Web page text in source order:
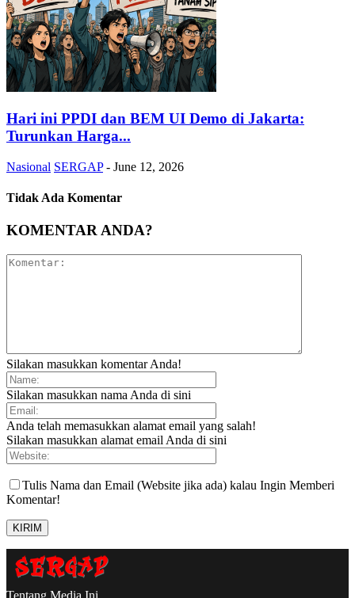
Hari ini PPDI dan BEM UI Demo di Jakarta:
Turunkan Harga...
Nasional SERGAP - June 12, 2026
Tidak Ada Komentar
KOMENTAR ANDA?
Silakan masukkan komentar Anda!
Silakan masukkan nama Anda di sini
Anda telah memasukkan alamat email yang salah!
Silakan masukkan alamat email Anda di sini
Tulis Nama dan Email (Website jika ada) kalau Ingin Memberi
Komentar!
Tentang Media Ini